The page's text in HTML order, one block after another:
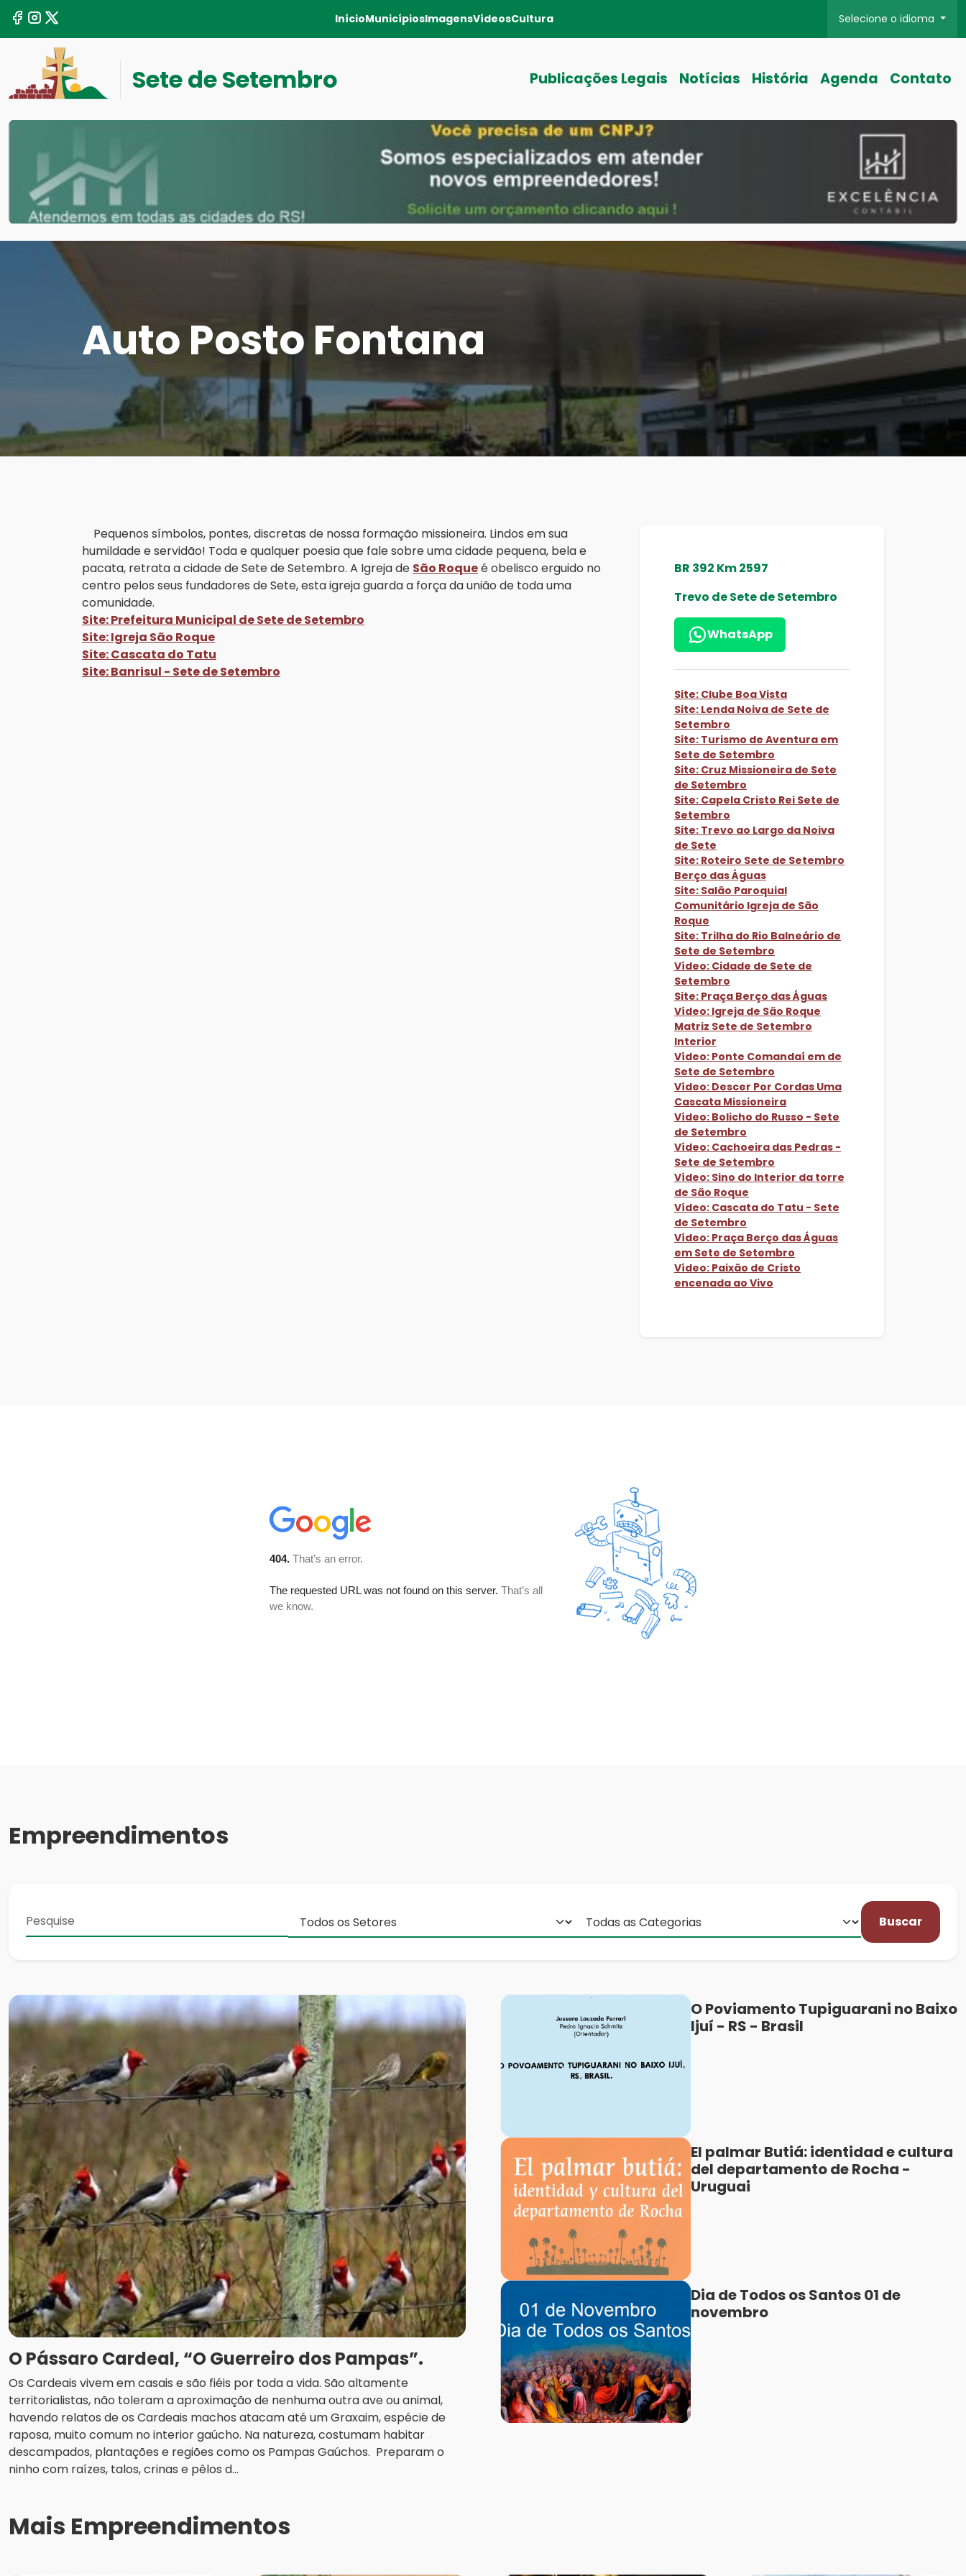
InícioMunicípiosImagensVídeosCultura Selecione o idioma
Sete de Setembro Publicações Legais Notícias História Agenda Contato
Auto Posto Fontana
Pequenos símbolos, pontes, discretas de nossa formação missioneira. Lindos em sua
humildade e servidão! Toda e qualquer poesia que fale sobre uma cidade pequena, bela e
pacata, retrata a cidade de Sete de Setembro. A Igreja de São Roqueé obelisco erguido no
centro pelos seus fundadores de Sete, esta igreja guarda a força da união de toda uma
comunidade.
Site: Prefeitura Municipal de Sete de Setembro
Site: Igreja São Roque
Site: Cascata do Tatu
Site: Banrisul - Sete de Setembro
BR 392 Km 2597
Trevo de Sete de Setembro
WhatsApp
Site: Clube Boa Vista
Site: Lenda Noiva de Sete de
Setembro
Site: Turismo de Aventura em
Sete de Setembro
Site: Cruz Missioneira de Sete
de Setembro
Site: Capela Cristo Rei Sete de
Setembro
Site: Trevo ao Largo da Noiva
de Sete
Site: Roteiro Sete de Setembro
Berço das Águas
Site: Salão Paroquial
Comunitário Igreja de São
Roque
Site: Trilha do Rio Balneário de
Sete de Setembro
Vídeo: Cidade de Sete de
Setembro
Site: Praça Berço das Águas
Vídeo: Igreja de São Roque
Matriz Sete de Setembro
Interior
Vídeo: Ponte Comandaí em de
Sete de Setembro
Vídeo: Descer Por Cordas Uma
Cascata Missioneira
Vídeo: Bolicho do Russo - Sete
de Setembro
Vídeo: Cachoeira das Pedras -
Sete de Setembro
Vídeo: Sino do Interior da torre
de São Roque
Vídeo: Cascata do Tatu - Sete
de Setembro
Vídeo: Praça Berço das Águas
em Sete de Setembro
Vídeo: Paixão de Cristo
encenada ao Vivo
Empreendimentos
Buscar
O Pássaro Cardeal, “O Guerreiro dos Pampas”.
Os Cardeais vivem em casais e são fiéis por toda a vida. São altamente
territorialistas, não toleram a aproximação de nenhuma outra ave ou animal,
havendo relatos de os Cardeais machos atacam até um Graxaim, espécie de
raposa, muito comum no interior gaúcho. Na natureza, costumam habitar
descampados, plantações e regiões como os Pampas Gaúchos. Preparam o
ninho com raízes, talos, crinas e pêlos d...
O Poviamento Tupiguarani no Baixo
Ijuí - RS - Brasil
El palmar Butiá: identidad e cultura
del departamento de Rocha -
Uruguai
Dia de Todos os Santos 01 de
novembro
Mais Empreendimentos